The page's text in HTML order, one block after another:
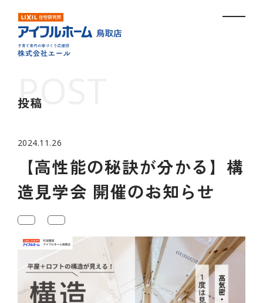
投稿
2024.11.26
【高性能の秘訣が分かる】構
造見学会 開催のお知らせ